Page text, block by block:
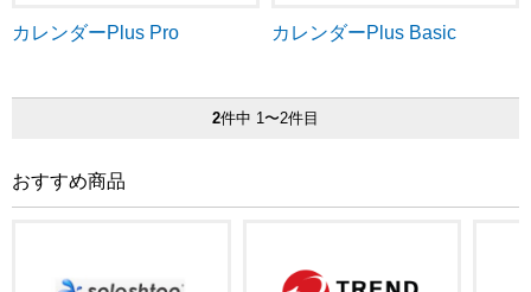
カレンダーPlus Pro カレンダーPlus Basic
2件中 1〜2件目
おすすめ商品